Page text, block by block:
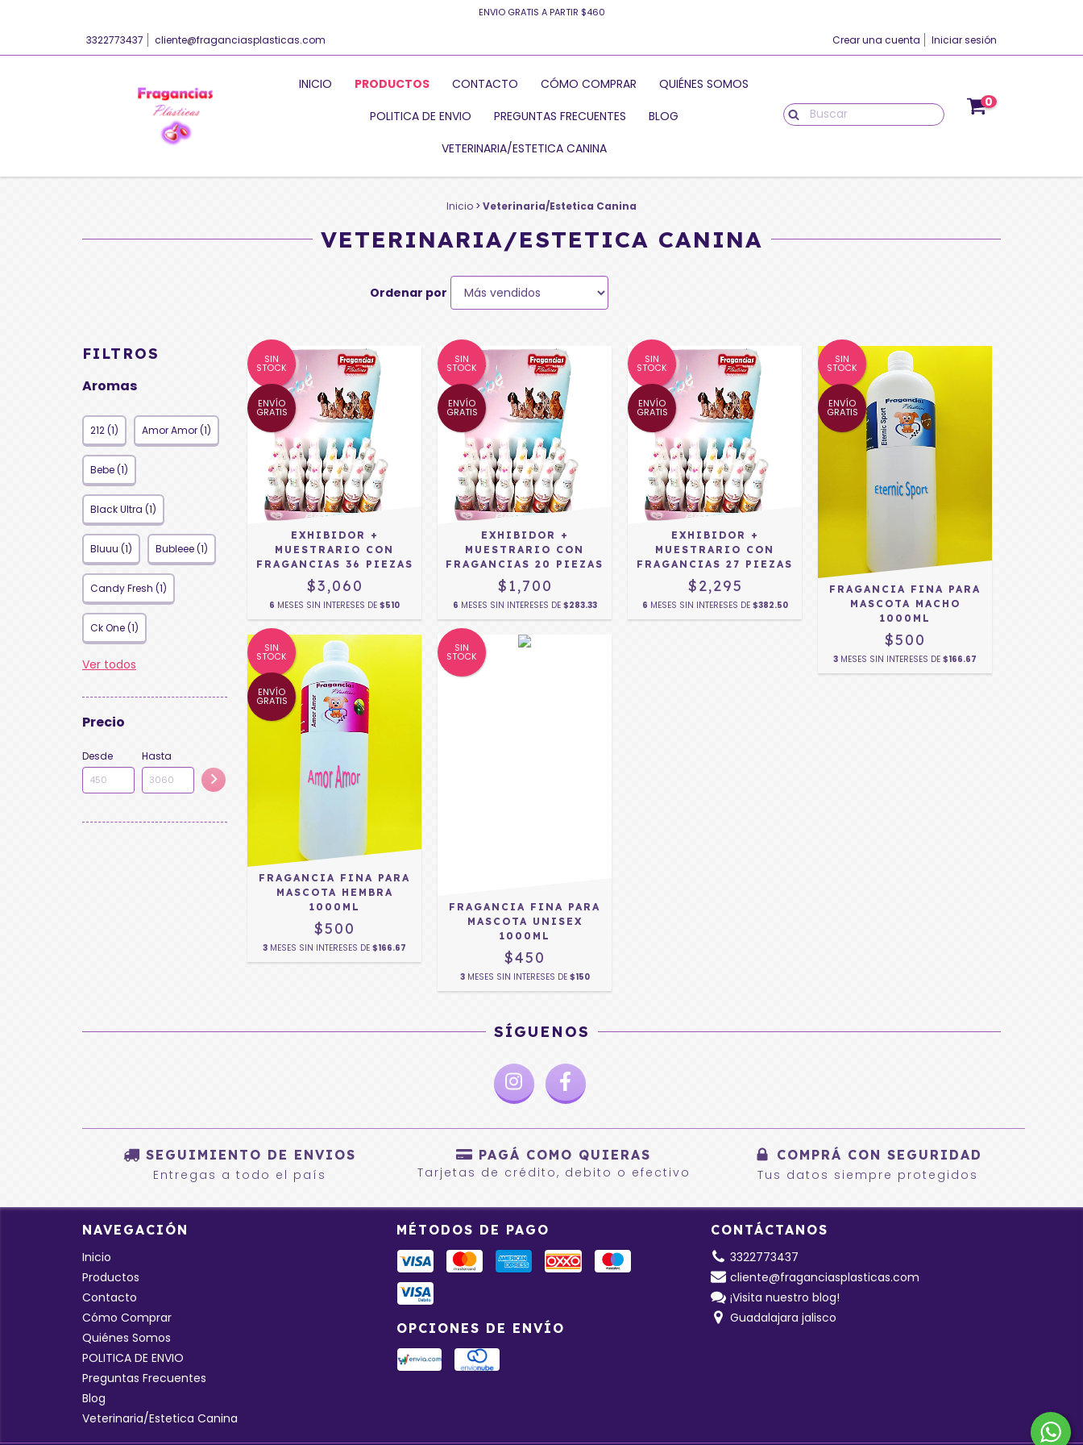
ENVIO GRATIS A PARTIR $460
3322773437 cliente@fraganciasplasticas.com Crear una cuenta Iniciar sesión
INICIO PRODUCTOS CONTACTO CÓMO COMPRAR
QUIÉNES SOMOS
POLITICA DE ENVIO
PREGUNTAS FRECUENTES
BLOG
VETERINARIA/ESTETICA CANINA
0
Inicio >Veterinaria/Estetica Canina
VETERINARIA/ESTETICA CANINA
Ordenar por
FILTROS
Aromas
212 (1) Amor Amor (1)
Bebe (1)
Black Ultra (1)
Bluuu (1) Bubleee (1)
Candy Fresh (1)
Ck One (1)
Ver todos
Precio
Desde Hasta
SIN
STOCK
ENVÍO
GRATIS
EXHIBIDOR +
MUESTRARIO CON
FRAGANCIAS 36 PIEZAS
$3,060
6 MESES SIN INTERESES DE$510
SIN
STOCK
ENVÍO
GRATIS
EXHIBIDOR +
MUESTRARIO CON
FRAGANCIAS 20 PIEZAS
$1,700
6 MESES SIN INTERESES DE $283.33
SIN
STOCK
ENVÍO
GRATIS
EXHIBIDOR +
MUESTRARIO CON
FRAGANCIAS 27 PIEZAS
$2,295
6 MESES SIN INTERESES DE $382.50
SIN
STOCK
ENVÍO
GRATIS
FRAGANCIA FINA PARA
MASCOTA MACHO
1000ML
$500
3 MESES SIN INTERESES DE$166.67
SIN
STOCK
ENVÍO
GRATIS
FRAGANCIA FINA PARA
MASCOTA HEMBRA
1000ML
$500
3 MESES SIN INTERESES DE$166.67
SIN
STOCK
FRAGANCIA FINA PARA
MASCOTA UNISEX
1000ML
$450
3 MESES SIN INTERESES DE $150
SÍGUENOS
SEGUIMIENTO DE ENVIOS
Entregas a todo el país
PAGÁ COMO QUIERAS
Tarjetas de crédito, debito o efectivo
COMPRÁ CON SEGURIDAD
Tus datos siempre protegidos
NAVEGACIÓN
Inicio
Productos
Contacto
Cómo Comprar
Quiénes Somos
POLITICA DE ENVIO
Preguntas Frecuentes
Blog
Veterinaria/Estetica Canina
MÉTODOS DE PAGO
OPCIONES DE ENVÍO
CONTÁCTANOS
3322773437
cliente@fraganciasplasticas.com
¡Visita nuestro blog!
Guadalajara jalisco